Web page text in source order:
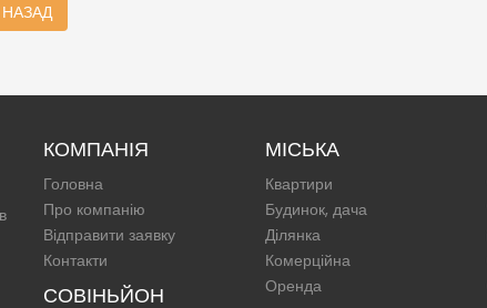
НАЗАД
КОМПАНІЯ
Головна
Про компанію
Відправити заявку
Контакти
СОВІНЬЙОН
МІСЬКА
Квартири
Будинок, дача
Ділянка
Комерційна
Оренда